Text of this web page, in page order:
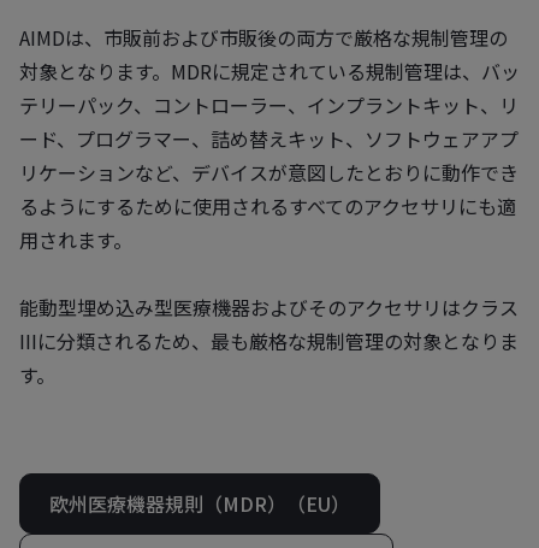
AIMDは、市販前および市販後の両方で厳格な規制管理の
対象となります。MDRに規定されている規制管理は、バッ
テリーパック、コントローラー、インプラントキット、リ
ード、プログラマー、詰め替えキット、ソフトウェアアプ
リケーションなど、デバイスが意図したとおりに動作でき
るようにするために使用されるすべてのアクセサリにも適
用されます。
能動型埋め込み型医療機器およびそのアクセサリはクラス
IIIに分類されるため、最も厳格な規制管理の対象となりま
す。
欧州医療機器規則（MDR）（EU）